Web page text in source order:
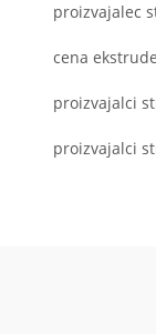
proizvajalec
cena
proizvajalci
proizvajalci